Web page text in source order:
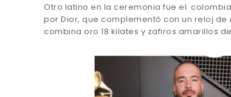
Otro latino en la ceremonia fue el
por Dior, que complementó con un reloj de
combina oro 18 kilates y zafiros amarillos